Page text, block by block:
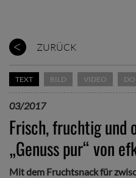
ZURÜCK
TEXT BILD VIDEO
03/2017
Frisch, fruchtig und
„Genuss pur“ von
Mit dem Fruchtsnack für